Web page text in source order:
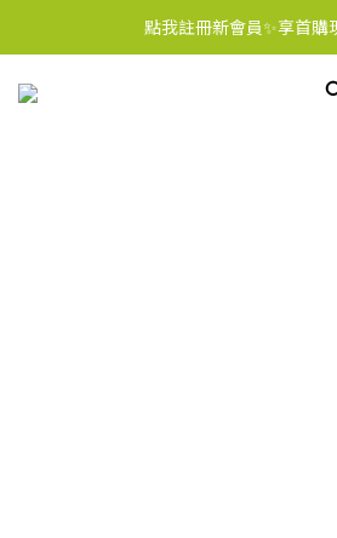
點我註冊新會員✨享首購